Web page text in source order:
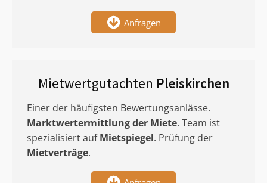
Anfragen
Mietwertgutachten Pleiskirchen
Einer der häufigsten Bewertungsanlässe.
Marktwertermittlungder Miete. Team ist
spezialisiert aufMietspiegel. Prüfung der
Mietverträge.